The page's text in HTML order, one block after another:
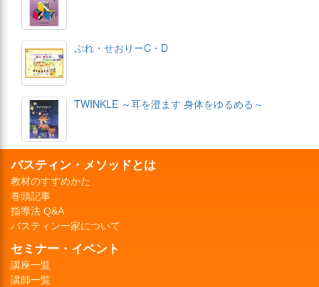
ぷれ・せおりーC・D
TWINKLE ～耳を澄ます 身体をゆるめる～
バスティン・メソッドとは
教材のすすめかた
巻頭記事
指導法 Q&A
バスティン一家について
セミナー・イベント
講座一覧
講師一覧